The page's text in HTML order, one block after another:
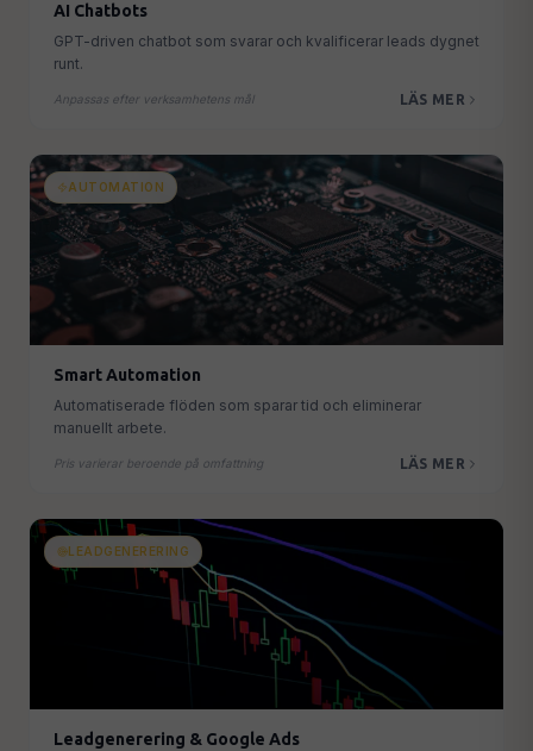
AI Chatbots
GPT-driven chatbot som svarar och kvalificerar leads dygnet
runt.
Anpassas efter verksamhetens mål LÄS MER
AUTOMATION
Smart Automation
Automatiserade flöden som sparar tid och eliminerar
manuellt arbete.
Pris varierar beroende på omfattning LÄS MER
LEADGENERERING
Leadgenerering & Google Ads